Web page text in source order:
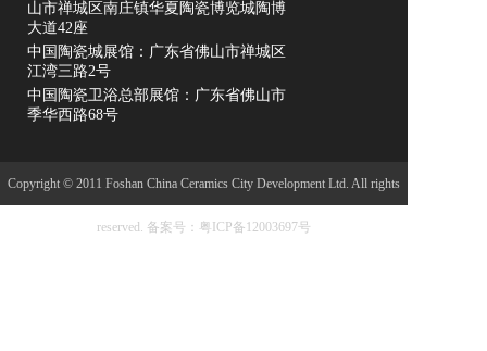
山市禅城区南庄镇华夏陶瓷博览城陶博
大道42座
中国陶瓷城展馆：广东省佛山市禅城区
江湾三路2号
中国陶瓷卫浴总部展馆：广东省佛山市
季华西路68号
Copyright © 2011 Foshan China Ceramics City Development Ltd. All rights
reserved. 备案号：粤ICP备12003697号